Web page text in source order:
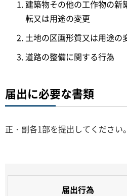
建築物その他の工作物の新
転又は用途の変更
土地の区画形質又は用途の
道路の整備に関する行為
届出に必要な書類
正・副各1部を提出してください
届出行為